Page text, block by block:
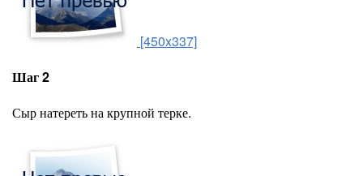
[450x337]
Шаг 2
Сыр натереть на крупной терке.